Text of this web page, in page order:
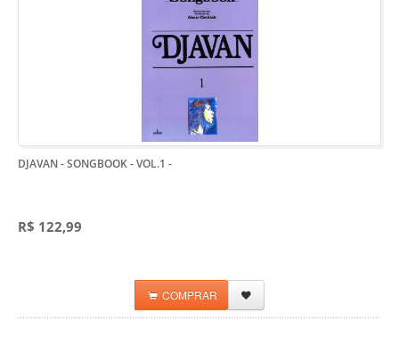
DJAVAN - SONGBOOK - VOL.1 -
R$ 122,99
COMPRAR